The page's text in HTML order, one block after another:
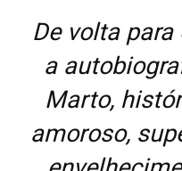
De volta
a
Marto,
amoroso,